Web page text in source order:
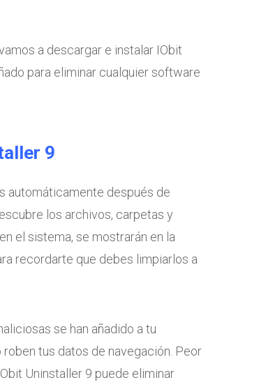
a descargar e instalar IObit
para eliminar cualquier software
9
automáticamente después de
los archivos, carpetas y
el sistema, se mostrarán en la
recordarte que debes limpiarlos a
se han añadido a tu
tus datos de navegación. Peor
Uninstaller 9 puede eliminar